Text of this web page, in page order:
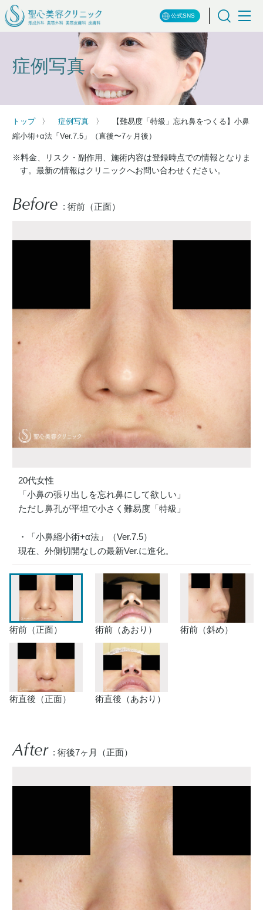
公式SNS
症例写真
トップ 症例写真
【難易度「特級」忘れ鼻をつくる】小鼻
縮小術+α法「Ver.7.5」（直後〜7ヶ月後）
※料金、リスク・副作用、施術内容は登録時点での情報となりま
す。最新の情報はクリニックへお問い合わせください。
Before : 術前（正面）
20代女性
「小鼻の張り出しを忘れ鼻にして欲しい」
ただし鼻孔が平坦で小さく難易度「特級」
・「小鼻縮小術+α法」（Ver.7.5）
現在、外側切開なしの最新Ver.に進化。
術前（正面） 術前（あおり） 術前（斜め）
術直後（正面） 術直後（あおり）
After : 術後7ヶ月（正面）